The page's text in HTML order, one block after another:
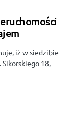
iż w siedzibie
Sikorskiego 18,